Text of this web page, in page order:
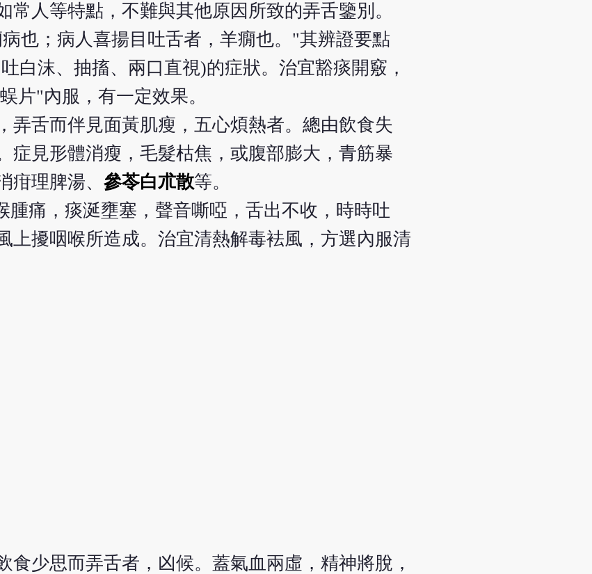
人等特點，不難與其他原因所致的弄舌鑒別。
也；病人喜揚目吐舌者，羊癇也。"其辨證要點
白沫、抽搐、兩口直視)的症狀。治宜豁痰開竅，
片"內服，有一定效果。
弄舌而伴見面黃肌瘦，五心煩熱者。總由飲食失
症見形體消瘦，毛髮枯焦，或腹部膨大，青筋暴
理脾湯、 參苓白朮散等。
痛，痰涎壅塞，聲音嘶啞，舌出不收，時時吐
上擾咽喉所造成。治宜清熱解毒袪風，方選內服清
食少思而弄舌者，凶候。蓋氣血兩虛，精神將脫，